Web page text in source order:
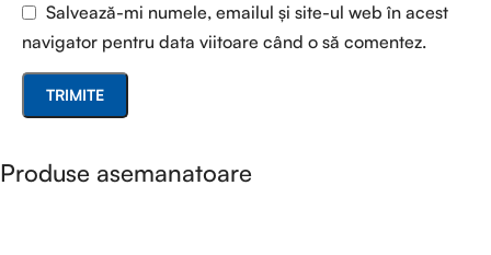
Salvează-mi numele, emailul și site-ul web în acest
navigator pentru data viitoare când o să comentez.
Produse asemanatoare